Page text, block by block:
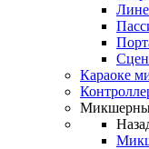
Караоке